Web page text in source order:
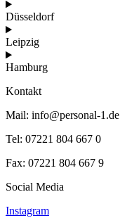
Düsseldorf
Leipzig
Hamburg
Kontakt
Mail: info@personal-1.de
Tel: 07221 804 667 0
Fax: 07221 804 667 9
Social Media
Instagram